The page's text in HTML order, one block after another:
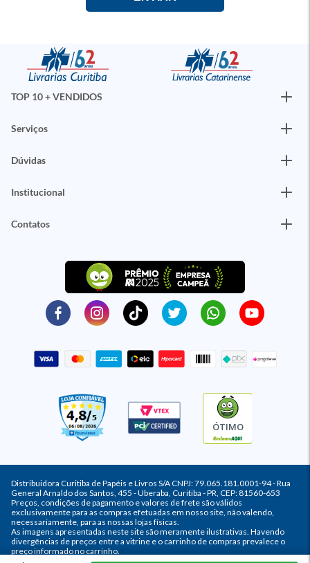
TOP 10 + VENDIDOS
Serviços
Dúvidas
Institucional
Contatos
ÓTIMO
Distribuidora Curitiba de Papéis e Livros S/A CNPJ: 79.065.181.0001-94 - Rua
General Arnaldo dos Santos, 455 - Uberaba, Curitiba - PR, CEP: 81560-653
Preços, condições de pagamento e valores de frete são válidos
exclusivamente para as compras efetuadas em nosso site, não valendo,
necessariamente, para as nossas lojas físicas.
As imagens apresentadas neste site são meramente ilustrativas. Havendo
divergências de preços entre a vitrine e o carrinho de compras prevalece o
preço informado no carrinho.